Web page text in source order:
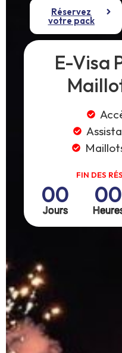
Réservez
votre pack
E-Visa
FIN DES
00
Jours
00